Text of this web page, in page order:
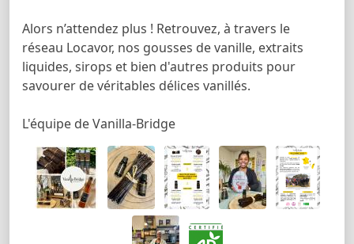
Alors n’attendez plus ! Retrouvez, à travers le
réseau Locavor, nos gousses de vanille, extraits
liquides, sirops et bien d'autres produits pour
savourer de véritables délices vanillés.
L'équipe de Vanilla-Bridge